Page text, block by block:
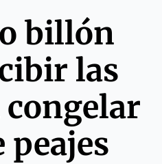
billón
las
congelar
peajes